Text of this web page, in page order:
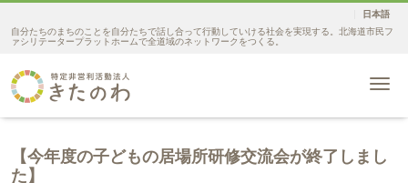
日本語
自分たちのまちのことを自分たちで話し合って行動していける社会を実現する。北海道市民フ
ァシリテータープラットホームで全道域のネットワークをつくる。
【今年度の子どもの居場所研修交流会が終了しまし
た】